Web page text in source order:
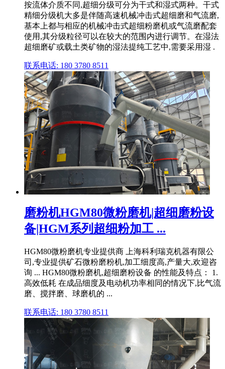
按流体介质不同,超细分级可分为干式和湿式两种。干式
精细分级机大多是伴随高速机械冲击式超细磨和气流磨,
基本上都与相应的机械冲击式超细粉磨机或气流磨配套
使用,其分级粒径可以在较大的范围内进行调节。在湿法
超细磨矿或载土类矿物的湿法提纯工艺中,需要采用湿 .
联系电话: 180 3780 8511
磨粉机HGM80微粉磨机|超细磨粉设
备|HGM系列超细粉加工 ...
HGM80微粉磨机专业提供商 上海科利瑞克机器有限公
司,专业提供矿石微粉磨粉机,加工细度高,产量大,欢迎咨
询 ... HGM80微粉磨机,超细磨粉设备 的性能及特点： 1.
高效低耗 在成品细度及电动机功率相同的情况下,比气流
磨、搅拌磨、球磨机的 ...
联系电话: 180 3780 8511